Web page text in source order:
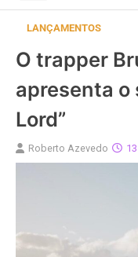
LANÇAMENTOS
O trapper
apresenta o
Lord”
Roberto Azevedo